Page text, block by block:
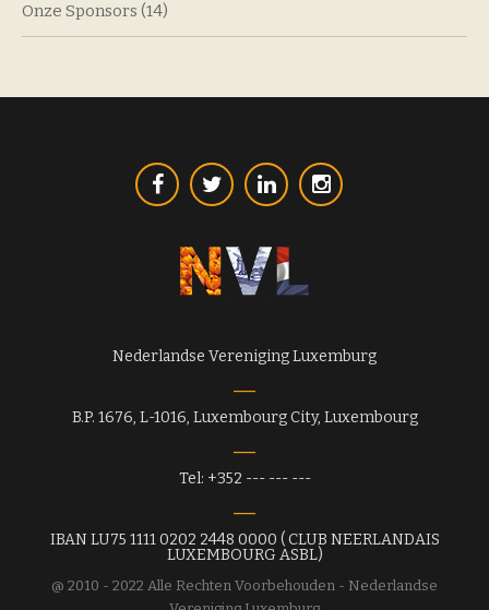
Onze Sponsors (14)
Nederlandse Vereniging Luxemburg
B.P. 1676, L-1016, Luxembourg City, Luxembourg
Tel: +352 --- --- ---
IBAN LU75 1111 0202 2448 0000 ( CLUB NEERLANDAIS
LUXEMBOURG ASBL)
@ 2010 - 2022 Alle Rechten Voorbehouden - Nederlandse